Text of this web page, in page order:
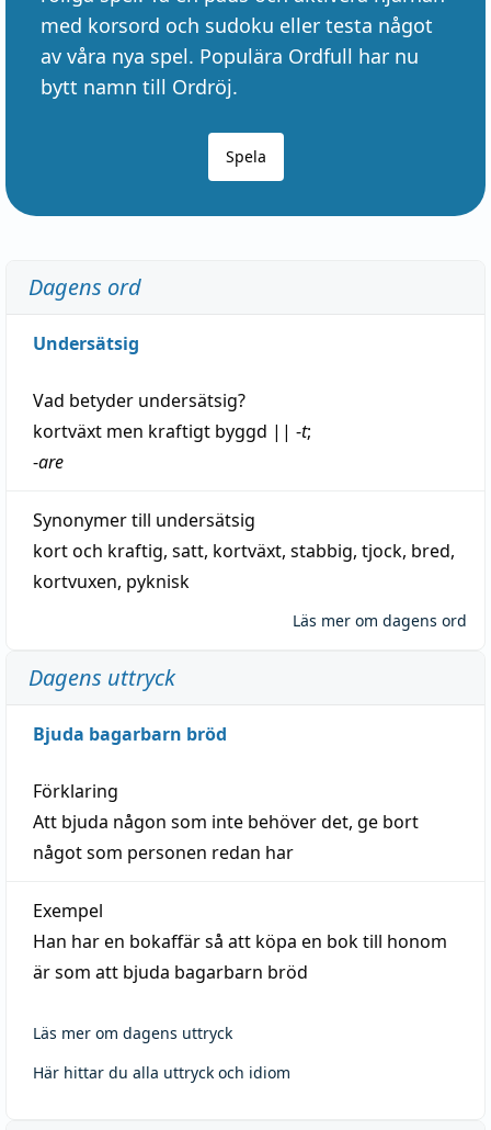
med korsord och sudoku eller testa något
av våra nya spel. Populära Ordfull har nu
bytt namn till Ordröj.
Spela
Dagens ord
Undersätsig
Vad betyder undersätsig?
kortväxt men kraftigt byggd || -t;
-are
Synonymer till undersätsig
kort och kraftig, satt, kortväxt, stabbig, tjock, bred,
kortvuxen, pyknisk
Läs mer om dagens ord
Dagens uttryck
Bjuda bagarbarn bröd
Förklaring
Att bjuda någon som inte behöver det, ge bort
något som personen redan har
Exempel
Han har en bokaffär så att köpa en bok till honom
är som att bjuda bagarbarn bröd
Läs mer om dagens uttryck
Här hittar du alla uttryck och idiom